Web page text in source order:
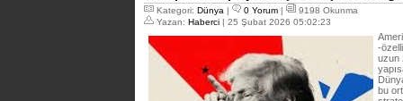
Kategori: Dünya | 0 Yorum |
9198 Okunma
Yazan: Haberci | 25 Şubat 2026 05:02:23
-
uzun
bu